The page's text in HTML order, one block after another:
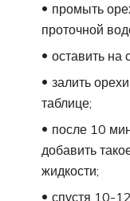
промыть
проточной
оставить на
залить
таблице;
после 10
добавить
жидкости;
спустя 10-